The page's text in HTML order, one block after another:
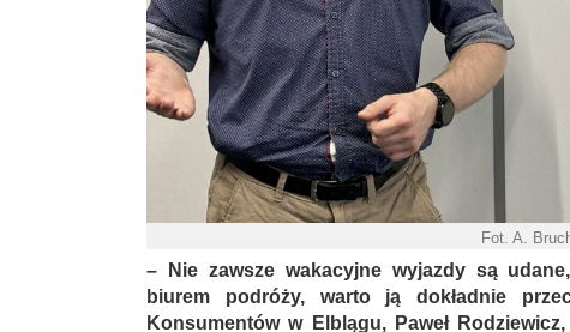
Fot. A.
– Nie zawsze wakacyjne wyjazdy są
biurem podróży, warto ją dokładnie
Konsumentów w Elblągu, Paweł